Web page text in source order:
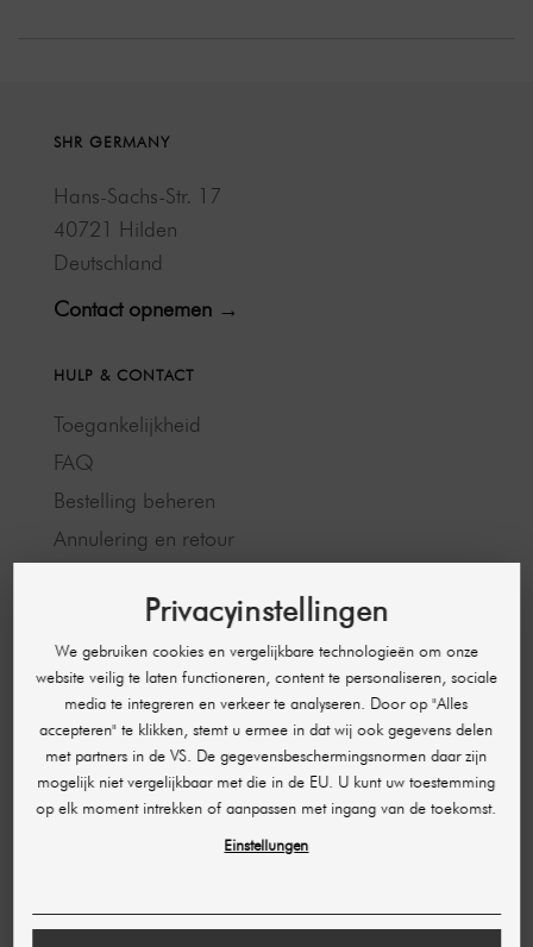
SHR GERMANY
Hans-Sachs-Str. 17
40721 Hilden
Deutschland
Contact opnemen →
HULP & CONTACT
Toegankelijkheid
FAQ
Bestelling beheren
Annulering en retour
Verzending en levertijd
Openingstijden
Partnerprogramma
JURIDISCHE INFORMATIE
Afdruk
Privacyinstellingen
We gebruiken cookies en vergelijkbare technologieën om onze
website veilig te laten functioneren, content te personaliseren, sociale
media te integreren en verkeer te analyseren. Door op "Alles
accepteren" te klikken, stemt u ermee in dat wij ook gegevens delen
met partners in de VS. De gegevensbeschermingsnormen daar zijn
mogelijk niet vergelijkbaar met die in de EU. U kunt uw toestemming
op elk moment intrekken of aanpassen met ingang van de toekomst.
Einstellungen